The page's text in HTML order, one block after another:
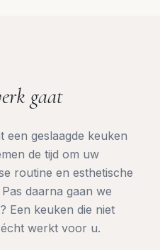
gaat
een geslaagde keuken
de tijd om uw
routine en esthetische
daarna gaan we
Een keuken die niet
werkt voor u.